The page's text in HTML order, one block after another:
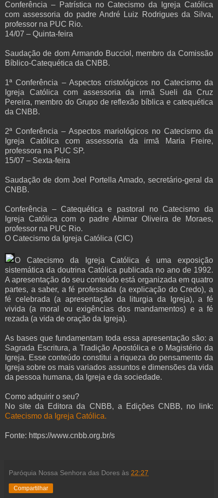
Conferência – Patrística no Catecismo da Igreja Católica
com assessoria do padre André Luiz Rodrigues da Silva,
professor na PUC Rio.
14/07 – Quinta-feira
Saudação de dom Armando Bucciol, membro da Comissão
Bíblico-Catequética da CNBB.
1ª Conferência – Aspectos cristológicos no Catecismo da
Igreja Católica com assessoria da irmã Sueli da Cruz
Pereira, membro do Grupo de reflexão bíblica e catequética
da CNBB.
2ª Conferência – Aspectos mariológicos no Catecismo da
Igreja Católica com assessoria da irmã Maria Freire,
professora na PUC SP.
15/07 – Sexta-feira
Saudação de dom Joel Portella Amado, secretário-geral da
CNBB.
Conferência – Catequética e pastoral no Catecismo da
Igreja Católica com o padre Abimar Oliveira de Moraes,
professor na PUC Rio.
O Catecismo da Igreja Católica (CIC)
O Catecismo da Igreja Católica é uma exposição
sistemática da doutrina Católica publicada no ano de 1992.
A apresentação do seu conteúdo está organizada em quatro
partes, a saber, a fé professada (a explicação do Credo), a
fé celebrada (a apresentação da liturgia da Igreja), a fé
vivida (a moral ou exigências dos mandamentos) e a fé
rezada (a vida de oração da Igreja).
As bases que fundamentam toda essa apresentação são: a
Sagrada Escritura, a Tradição Apostólica e o Magistério da
Igreja. Esse conteúdo constitui a riqueza do pensamento da
Igreja sobre os mais variados assuntos e dimensões da vida
da pessoa humana, da Igreja e da sociedade.
Como adquirir o seu?
No site da Editora da CNBB, a Edições CNBB, no link:
Catecismo da Igreja Católica.
Fonte: https://www.cnbb.org.br/s
Paróquia Nossa Senhora das Dores às 22:27
Compartilhar